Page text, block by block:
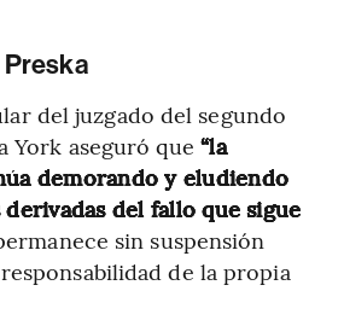
del juzgado del segundo
York aseguró que “la
demorando y eludiendo
del fallo que sigue
sin suspensión
de la propia